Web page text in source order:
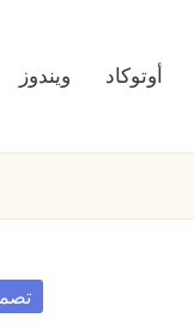
ويندوز أوتوكاد